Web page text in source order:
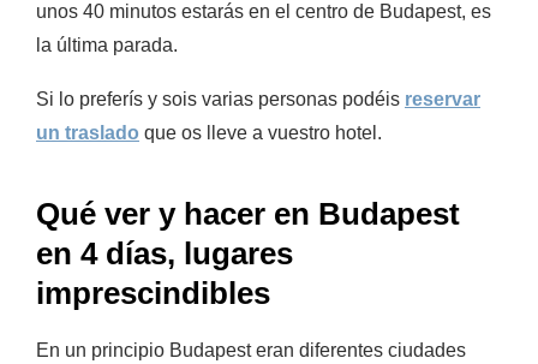
unos 40 minutos estarás en el centro de Budapest, es
la última parada.
Si lo preferís y sois varias personas podéis reservar
un traslado que os lleve a vuestro hotel.
Qué ver y hacer en Budapest
en 4 días, lugares
imprescindibles
En un principio Budapest eran diferentes ciudades